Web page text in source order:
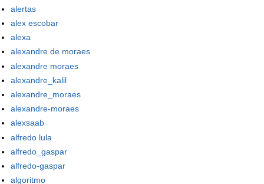
alertas
alex escobar
alexa
alexandre de moraes
alexandre moraes
alexandre_kalil
alexandre_moraes
alexandre-moraes
alexsaab
alfredo lula
alfredo_gaspar
alfredo-gaspar
algoritmo